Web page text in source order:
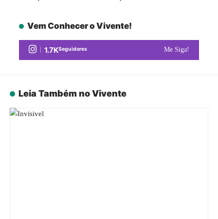
Vem Conhecer o Vivente!
1.7KSeguidores Me Siga!
Leia Também no Vivente